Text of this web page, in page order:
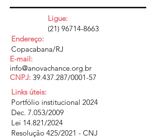
Ligue:
(21) 96714-8663
Endereço:
Copacabana/RJ
E-mail:
info@anovachance.org.br
CNPJ: 39.437.287/0001-57
Links úteis:
Portfólio institucional 2024
Dec. 7.053/2009
Lei 14.821/2024
Resolução 425/2021 - CNJ